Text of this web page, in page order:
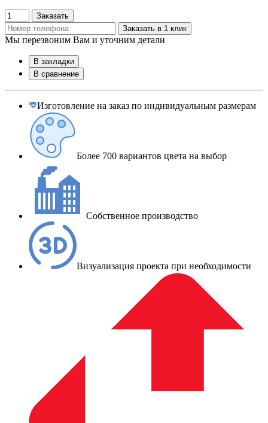
Заказать
Заказать в 1 клик
Мы перезвоним Вам и уточним детали
В закладки
В сравнение
Изготовление на заказ по индивидуальным размерам
Более 700 вариантов цвета на выбор
Собственное производство
Визуализация проекта при необходимости